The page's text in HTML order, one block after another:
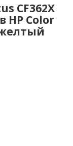
CF362X
HP Color